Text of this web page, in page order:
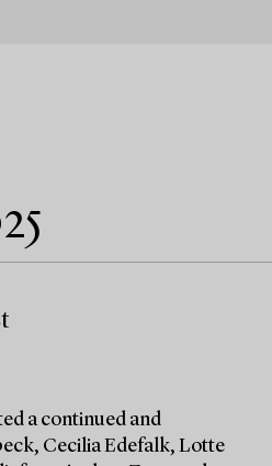
a continued and
Cecilia Edefalk, Lotte